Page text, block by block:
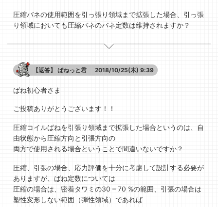
圧縮バネの使用範囲を引っ張り領域まで拡張した場合、引っ張
り領域においても圧縮バネのバネ定数は維持されますか？
【返答】 ばねっと君 2018/10/25(木) 9:39
ばね初心者さま
ご投稿ありがとうございます！！
圧縮コイルばねを引張り領域まで拡張した場合というのは、自
由状態から圧縮方向と引張方向の
両方で使用される場合ということで間違いないですか？
圧縮、引張の場合、応力評価を十分に考慮して設計する必要が
ありますが、ばね定数については
圧縮の場合は、密着タワミの30 – 70 %の範囲、引張の場合は
塑性変形しない範囲（弾性領域）であれば